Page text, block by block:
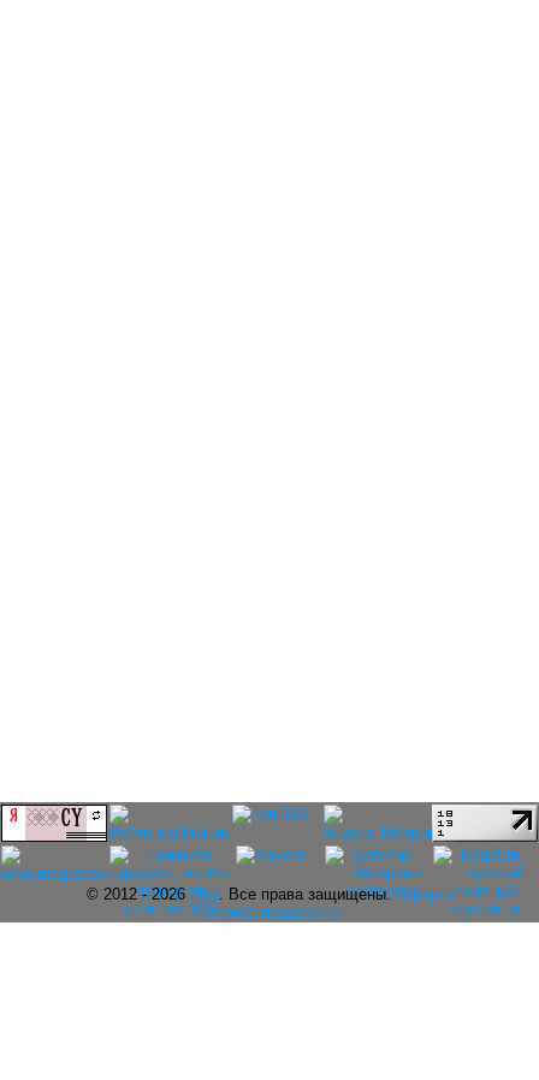
© 2012 - 2026rolar. Все права защищены.Оферта
Служба поддержки